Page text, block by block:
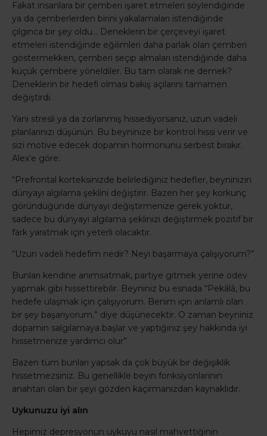
Fakat insanlara bir çemberi işaret etmeleri söylendiğinde
ya da çemberlerden birini yakalamaları istendiğinde
çılgınca bir şey oldu… Deneklerin bir çerçeveyi işaret
etmeleri istendiğinde eğilimleri daha parlak olan çemberi
göstermekken, çemberi seçip almaları istendiğinde daha
küçük çembere yöneldiler. Bu tam olarak ne demek?
Deneklerin bir hedefi olması bakış açılarını tamamen
değiştirdi.
Yani stresli ya da zorlanmış hissediyorsanız, uzun vadeli
planlarınızı düşünün. Bu beyninize bir kontrol hissi verir ve
sizi motive edecek dopamin hormonunu serbest bırakır.
Alex’e göre:
“Prefrontal korteksinizde belirlediğiniz hedefler, beyninizin
dünyayı algılama şeklini değiştirir. Bazen her şey korkunç
göründüğünde dünyayı değiştirmenize gerek yoktur,
sadece bu dünyayı algılama şeklinizi değiştirmek pozitif bir
fark yaratmak için yeterli olacaktır.
“Uzun vadeli hedefim nedir? Neyi başarmaya çalışıyorum?”
Bunları kendine anımsatmak, partiye gitmek yerine ödev
yapmak gibi hissettirebilir. Beyniniz bu esnada “Pekâlâ, bu
hedefe ulaşmak için çalışıyorum. Benim için anlamlı olan
bir şey başarıyorum.” diye düşünecektir. O zaman beyniniz
dopamin salgılamaya başlar ve yaptığınız şey hakkında iyi
hissetmenize yardımcı olur”
Bazen tüm bunları yapsak da çok büyük bir değişiklik
hissetmezsiniz. Bu genellikle beyin fonksiyonlarının
anahtarı olan bir şeyi gözden kaçırmanızdan kaynaklıdır.
Uykunuzu iyi alın
Hepimiz depresyonun uykuyu nasıl mahvettiğinin